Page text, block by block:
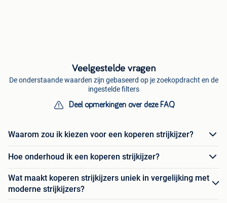
Veelgestelde vragen
De onderstaande waarden zijn gebaseerd op je zoekopdracht en de
ingestelde filters
Deel opmerkingen over deze FAQ
Waarom zou ik kiezen voor een koperen strijkijzer?
Hoe onderhoud ik een koperen strijkijzer?
Wat maakt koperen strijkijzers uniek in vergelijking met
moderne strijkijzers?